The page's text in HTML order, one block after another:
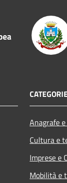
Anagrafe
Cultura e
Imprese e
Mobilità e